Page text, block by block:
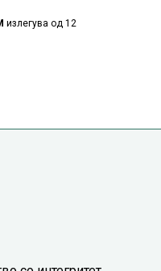
излегува од 12